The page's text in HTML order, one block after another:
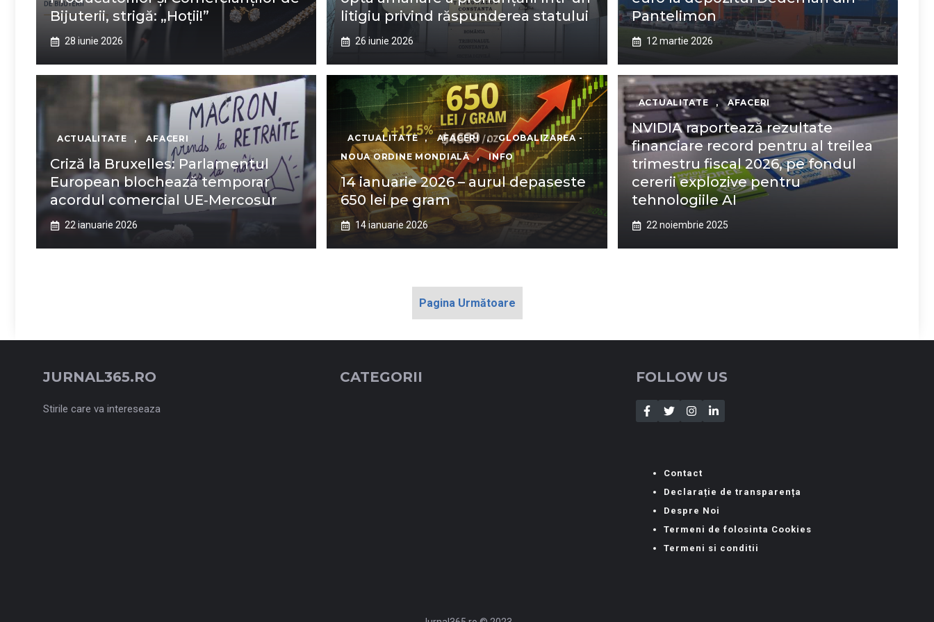
Bijuterii, strigă: „Hoții!”
28 iunie 2026
litigiu privind răspunderea statului
26 iunie 2026
Pantelimon
12 martie 2026
ACTUALITATE , AFACERI
Criză la Bruxelles: Parlamentul
European blochează temporar
acordul comercial UE‑Mercosur
22 ianuarie 2026
ACTUALITATE , AFACERI ,
GLOBALIZAREA -
NOUA ORDINE MONDIALĂ
, INFO
14 ianuarie 2026 – aurul depaseste
650 lei pe gram
14 ianuarie 2026
ACTUALITATE , AFACERI
NVIDIA raportează rezultate
financiare record pentru al treilea
trimestru fiscal 2026, pe fondul
cererii explozive pentru
tehnologiile AI
22 noiembrie 2025
Pagina Următoare
JURNAL365.RO
Stirile care va intereseaza
CATEGORII FOLLOW US
Contact
Declarație de transparența
Despre Noi
Termeni de folosinta Cookies
Termeni si conditii